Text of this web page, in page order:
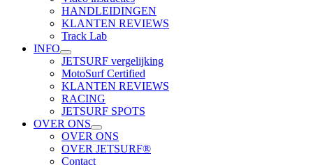
HANDLEIDINGEN
KLANTEN REVIEWS
Track Lab
INFO
JETSURF vergelijking
MotoSurf Certified
KLANTEN REVIEWS
RACING
JETSURF SPOTS
OVER ONS
OVER ONS
OVER JETSURF®
Contact